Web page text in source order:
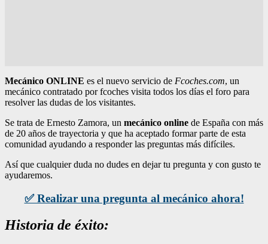
Mecánico ONLINE es el nuevo servicio de Fcoches.com, un
mecánico contratado por fcoches visita todos los días el foro para
resolver las dudas de los visitantes.
Se trata de Ernesto Zamora, un mecánico online de España con más
de 20 años de trayectoria y que ha aceptado formar parte de esta
comunidad ayudando a responder las preguntas más difíciles.
Así que cualquier duda no dudes en dejar tu pregunta y con gusto te
ayudaremos.
✅ Realizar una pregunta al mecánico ahora!
Historia de éxito: